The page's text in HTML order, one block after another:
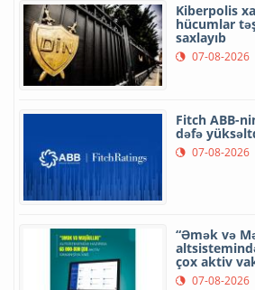
Kiberpolis
hücumlar
saxlayıb
07-08-2026
Fitch ABB-
dəfə
07-08-2026
“Əmək və
çox aktiv
07-08-2026